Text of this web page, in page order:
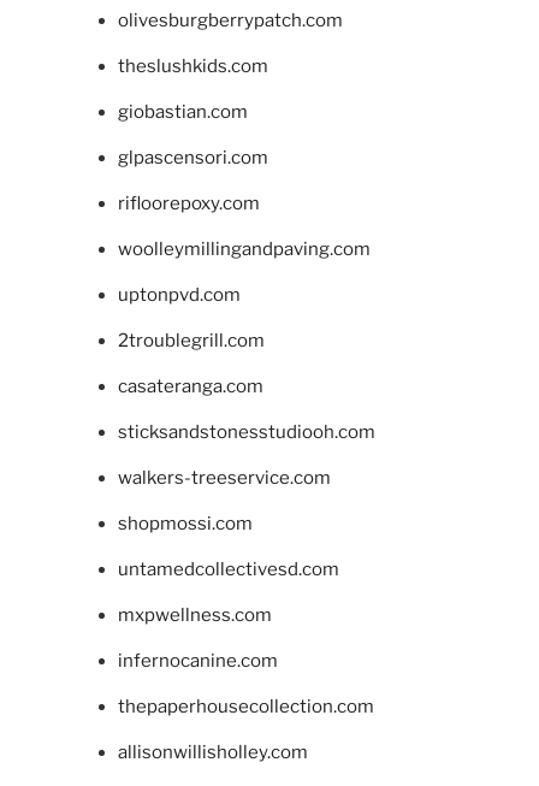
olivesburgberrypatch.com
theslushkids.com
giobastian.com
glpascensori.com
rifloorepoxy.com
woolleymillingandpaving.com
uptonpvd.com
2troublegrill.com
casateranga.com
sticksandstonesstudiooh.com
walkers-treeservice.com
shopmossi.com
untamedcollectivesd.com
mxpwellness.com
infernocanine.com
thepaperhousecollection.com
allisonwillisholley.com